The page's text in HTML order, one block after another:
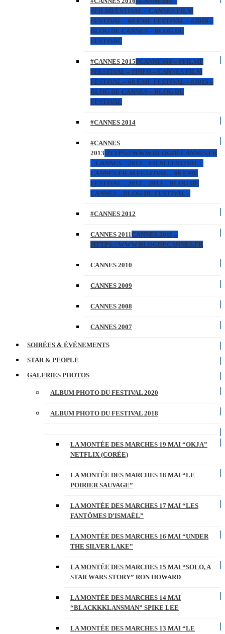
#FILMFESTIVAL – CANNES FILM
FESTIVAL – 69 EME FESTIVAL – #2016 –
BLOG DE CANNES – BLOG DU
FESTIVAL
#CANNES 2015#CANNES68 – #FILMF
#FESTIVAL – #INFO – CANNES FILM
FESTIVAL – 68 EME FESTIVAL – #2015 –
BLOG DE CANNES – BLOG DU
FESTIVAL
#CANNES 2014
#CANNES
2013HTTPS://WWW.BLOGDECANNES.FR
– CANNES – 2013 – FILM FESTIVAL –
CANNES FILM FESTIVAL – 66 EME
FESTIVAL – 2012 – 2013 – BLOG DE
CANNES – BLOG DU FESTIVAL –
#CANNES 2012
CANNES 2011CANNES 2011 –
HTTPS://WWW.BLOGDECANNES.FR
CANNES 2010
CANNES 2009
CANNES 2008
CANNES 2007
SOIRÉES & ÉVÉNEMENTS
STAR & PEOPLE
GALERIES PHOTOS
ALBUM PHOTO DU FESTIVAL 2020
ALBUM PHOTO DU FESTIVAL 2018
LA MONTÉE DES MARCHES 19 MAI “OKJA”
NETFLIX (CORÉE)
LA MONTÉE DES MARCHES 18 MAI “LE
POIRIER SAUVAGE”
LA MONTÉE DES MARCHES 17 MAI “LES
FANTÔMES D’ISMAËL”
LA MONTÉE DES MARCHES 16 MAI “UNDER
THE SILVER LAKE”
LA MONTÉE DES MARCHES 15 MAI “SOLO, A
STAR WARS STORY” RON HOWARD
LA MONTÉE DES MARCHES 14 MAI
“BLACKKKLANSMAN” SPIKE LEE
LA MONTÉE DES MARCHES 13 MAI “LE